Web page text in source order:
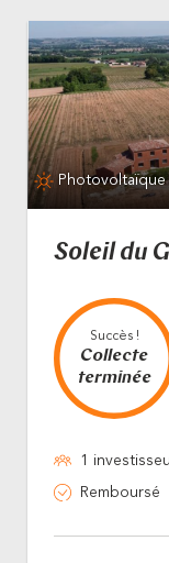
Photovoltaïque
Soleil du
Succès !
Collecte
terminée
1
Remboursé